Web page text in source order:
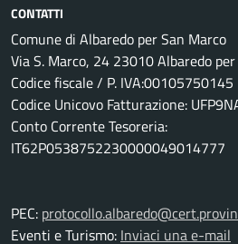
CONTATTI
Comune di Albaredo per San Marco
Via S. Marco, 24 23010 Albaredo
Codice fiscale / P. IVA:00105750145
Codice Unicovo Fatturazione:
Conto Corrente Tesoreria:
IT62P0538752230000049014777
PEC:
Eventi e Turismo: Inviaci una e-mail